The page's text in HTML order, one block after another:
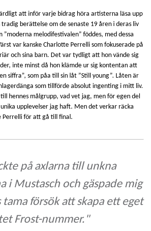
att inför varje bidrag höra artisterna läsa upp
berättelse om de senaste 19 åren i deras liv
”moderna melodifestivalen” föddes, med dessa
var kanske Charlotte Perrelli som fokuserade på
och sina barn. Det var tydligt att hon vände sig
inte minst då hon klämde ur sig kontentan att
siffra”, som påa till sin låt ”Still young”. Låten är
som tillförde absolut ingenting i mitt liv.
hennes målgrupp, vad vet jag, men för egen del
upplevelser jag haft. Men det verkar räcka
Perrelli för att gå till final.
på axlarna till unkna
i Mustasch och gäspade mig
tama försök att skapa ett eget
Frost-nummer."